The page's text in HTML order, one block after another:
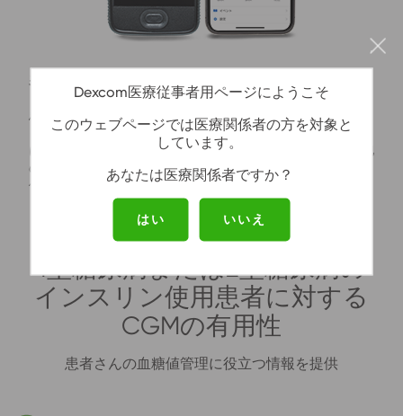
表示デバイス
患者はリアルタイムのグルコースのデータとトレンド
を表示できます。Dexcom CGMを使用すると、患者
は一連のアラート、緊急低値アラーム、およびその他
の通知を表示デバイス*で受信できます。これは、高
値または低値のグルコース濃度を警告するのに役立ち
1型糖尿病または2型糖尿病の
インスリン使用患者に対する
CGMの有用性
患者さんの血糖値管理に役立つ情報を提供
.
Dexcom医療従事者用ページにようこそ
このウェブページでは医療関係者の方を対象と
しています。
あなたは医療関係者ですか？
はい いいえ